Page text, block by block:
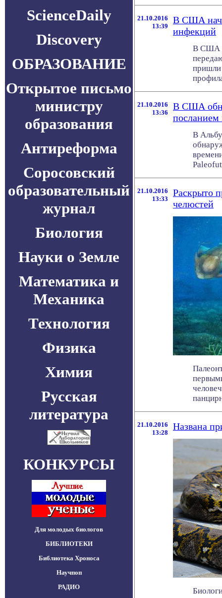
ScienceDaily
Discovery
ОБРАЗОВАНИЕ
Открытое письмо
министру
образования
Антиреформа
Соросовский
образовательный
журнал
Биология
Науки о Земле
Математика и
Механика
Технология
Физика
Химия
Русская
литература
КОНКУРСЫ
Для молодых биологов
БИБЛИОТЕКИ
Библиотека Хроноса
Научпоп
РАДИО
21.10.2016
13:39
В США
инфекций
В США
пришли
21.10.2016
13:36
В США
посланием
В
21.10.2016
13:33
Раскрыто
челюстей
21.10.2016
13:28
Названа